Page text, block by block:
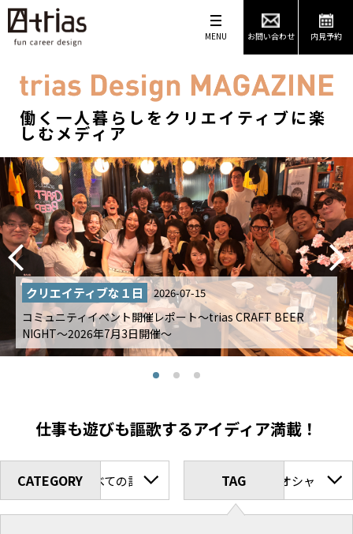
MENU お問い合わせ 内見予約
働く一人暮らしをクリエイティブに楽
しむメディア
BEER trias物件情報 2026-05-06
the trias series movie
仕事も遊びも謳歌するアイディア満載！
CATEGORYすべての記事 TAG #オシャレ